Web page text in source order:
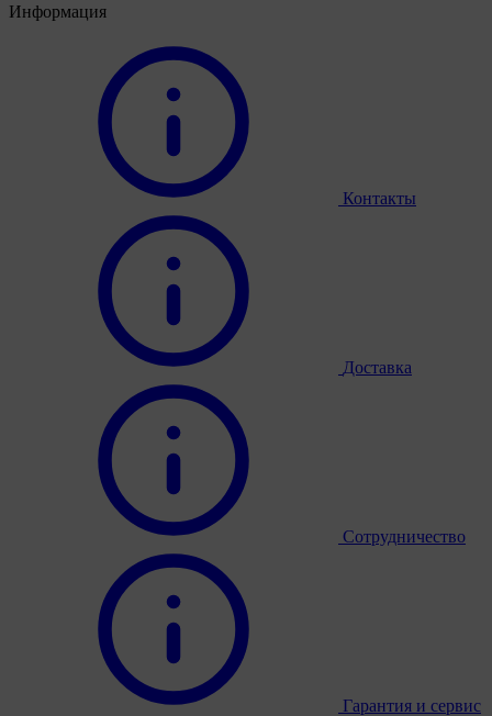
Информация
Контакты
Доставка
Сотрудничество
Гарантия и сервис